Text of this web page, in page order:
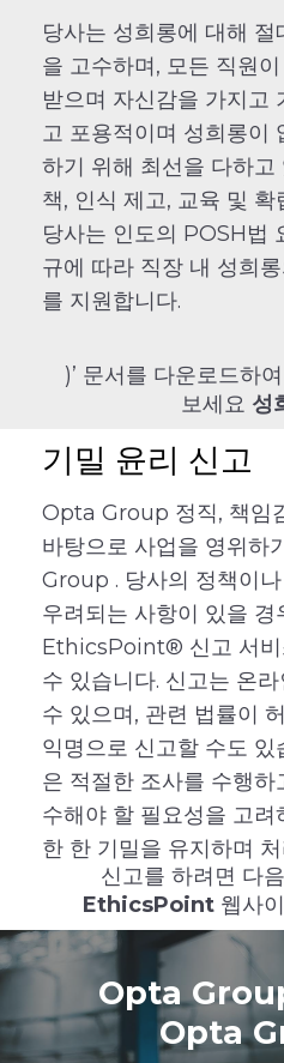
당사는 성희롱에 대해
을 고수하며, 모든 직원
받으며 자신감을 가지고
고 포용적이며 성희롱이
하기 위해 최선을 다하고
책, 인식 제고, 교육 및
당사는 인도의 POSH법
규에 따라 직장 내 성희
를 지원합니다.
)’ 문서를 다운로드하
보세요 성
기밀 윤리 신고
Opta Group 정직, 책임
바탕으로 사업을 영위하
Group . 당사의 정책이
우려되는 사항이 있을 경
EthicsPoint® 신고 서비
수 있습니다. 신고는 온
수 있으며, 관련 법률이
익명으로 신고할 수도 있
은 적절한 조사를 수행
수해야 할 필요성을 고
한 한 기밀을 유지하며
신고를 하려면 다
EthicsPoint 웹사
Opta
Opta